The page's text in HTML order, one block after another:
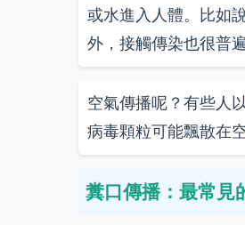
或水進入人體。比如
外，接觸傳染也很普
空氣傳播呢？有些人
病毒顆粒可能飄散在
糞口傳播：最常見